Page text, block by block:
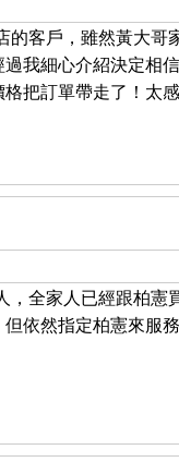
的客戶，雖然黃大哥
我細心介紹決定相
把訂單帶走了！太
，全家人已經跟柏憲
依然指定柏憲來服